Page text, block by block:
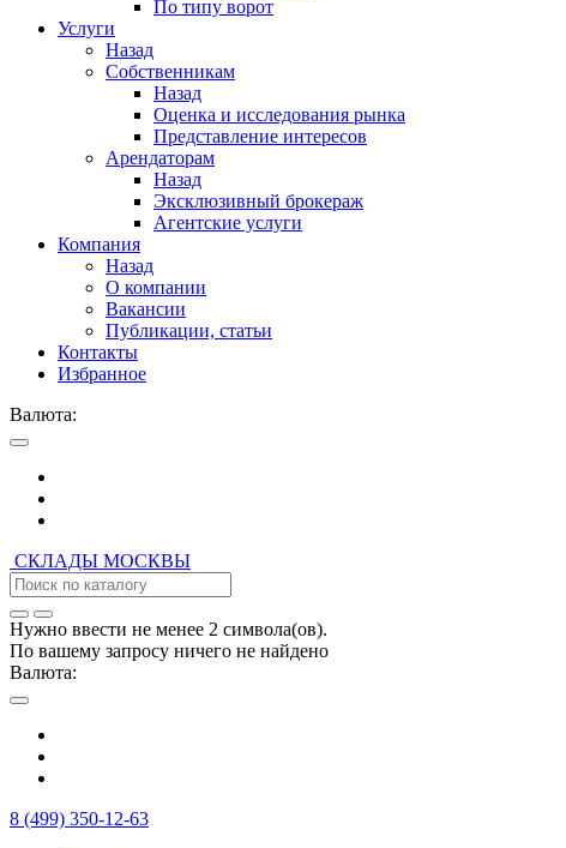
По типу ворот
Услуги
Назад
Собственникам
Назад
Оценка и исследования рынка
Представление интересов
Арендаторам
Назад
Эксклюзивный брокераж
Агентские услуги
Компания
Назад
О компании
Вакансии
Публикации, статьи
Контакты
Избранное
Валюта:
СКЛАДЫ МОСКВЫ
Нужно ввести не менее 2 символа(ов).
По вашему запросу ничего не найдено
Валюта:
8 (499) 350-12-63